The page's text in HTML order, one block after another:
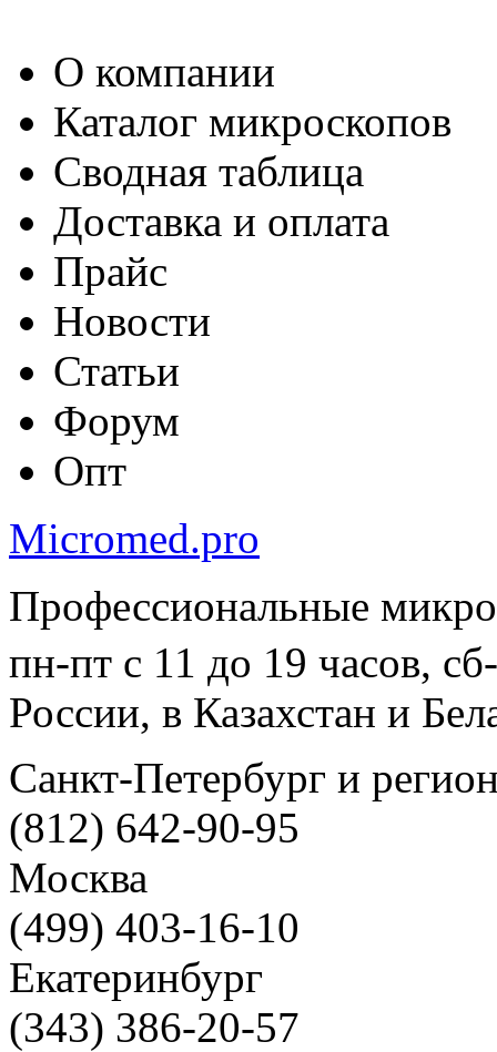
О компании
Каталог микроскопов
Сводная таблица
Доставка и оплата
Прайс
Новости
Статьи
Форум
Опт
Micromed.pro
Профессиональные
пн-пт с 11 до 19 часов,
России, в Казахстан и
Санкт-Петербург и
(812) 642-90-95
Москва
(499) 403-16-10
Екатеринбург
(343) 386-20-57